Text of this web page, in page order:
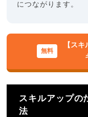
につながります。
【ス
スキルアップの
法